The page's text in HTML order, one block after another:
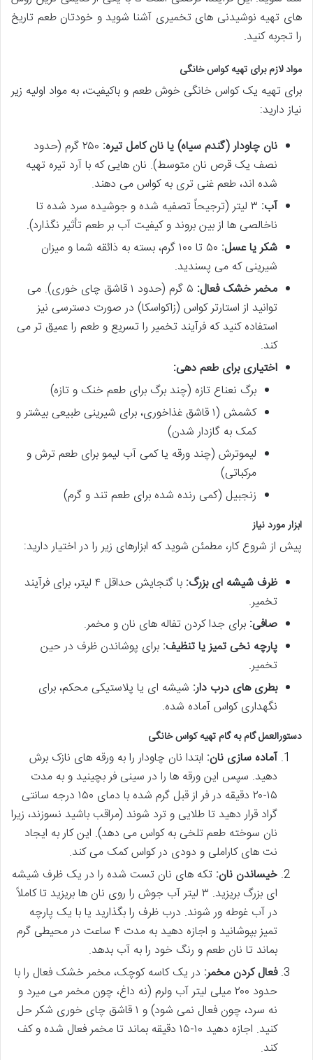
های تهیه نوشیدنی های تخمیری آشنا شوید و خودتان طعم تاریخ
را تجربه کنید.
مواد لازم برای تهیه کواس خانگی
برای تهیه یک کواس خانگی خوش طعم و باکیفیت، به مواد اولیه زیر
نیاز دارید:
نان چاودار (گندم سیاه) یا نان کامل تیره:
۲۵۰ گرم (حدود
نصف یک قرص نان متوسط). نان هایی که با آرد تیره تهیه
شده اند، طعم غنی تری به کواس می دهند.
آب:
۳ لیتر (ترجیحاً تصفیه شده و جوشیده سرد شده تا
ناخالصی ها از بین بروند و کیفیت آب بر طعم تأثیر نگذارد).
شکر یا عسل:
۵۰ تا ۱۰۰ گرم، بسته به ذائقه شما و میزان
شیرینی که می پسندید.
مخمر خشک فعال:
۵ گرم (حدود ۱ قاشق چای خوری). می
توانید از استارتر کواس (زاکواسکا) در صورت دسترسی نیز
استفاده کنید که فرآیند تخمیر را تسریع و طعم را عمیق تر می
کند.
اختیاری برای طعم دهی:
برگ نعناع تازه (چند برگ برای طعم خنک و تازه)
کشمش (۱ قاشق غذاخوری، برای شیرینی طبیعی بیشتر و
کمک به گازدار شدن)
لیموترش (چند ورقه یا کمی آب لیمو برای طعم ترش و
مرکباتی)
زنجبیل (کمی رنده شده برای طعم تند و گرم)
ابزار مورد نیاز
پیش از شروع کار، مطمئن شوید که ابزارهای زیر را در اختیار دارید:
ظرف شیشه ای بزرگ:
با گنجایش حداقل ۴ لیتر، برای فرآیند
تخمیر.
صافی: برای جدا کردن تفاله های نان و مخمر.
پارچه نخی تمیز یا تنظیف: برای پوشاندن ظرف در حین
تخمیر.
بطری های درب دار: شیشه ای یا پلاستیکی محکم، برای
نگهداری کواس آماده شده.
دستورالعمل گام به گام تهیه کواس خانگی
آماده سازی نان: ابتدا نان چاودار را به ورقه های نازک برش
دهید. سپس این ورقه ها را در سینی فر بچینید و به مدت
۱۵-۲۰ دقیقه در فر از قبل گرم شده با دمای ۱۵۰ درجه سانتی
گراد قرار دهید تا طلایی و ترد شوند (مراقب باشید نسوزند، زیرا
نان سوخته طعم تلخی به کواس می دهد). این کار به ایجاد
نت های کاراملی و دودی در کواس کمک می کند.
خیساندن نان: تکه های نان تست شده را در یک ظرف شیشه
ای بزرگ بریزید. ۳ لیتر آب جوش را روی نان ها بریزید تا کاملاً
در آب غوطه ور شوند. درب ظرف را بگذارید یا با یک پارچه
تمیز بپوشانید و اجازه دهید به مدت ۴ ساعت در محیطی گرم
بماند تا نان طعم و رنگ خود را به آب بدهد.
فعال کردن مخمر: در یک کاسه کوچک، مخمر خشک فعال را با
حدود ۲۰۰ میلی لیتر آب ولرم (نه داغ، چون مخمر می میرد و
نه سرد، چون فعال نمی شود) و ۱ قاشق چای خوری شکر حل
کنید. اجازه دهید ۱۰-۱۵ دقیقه بماند تا مخمر فعال شده و کف
کند.